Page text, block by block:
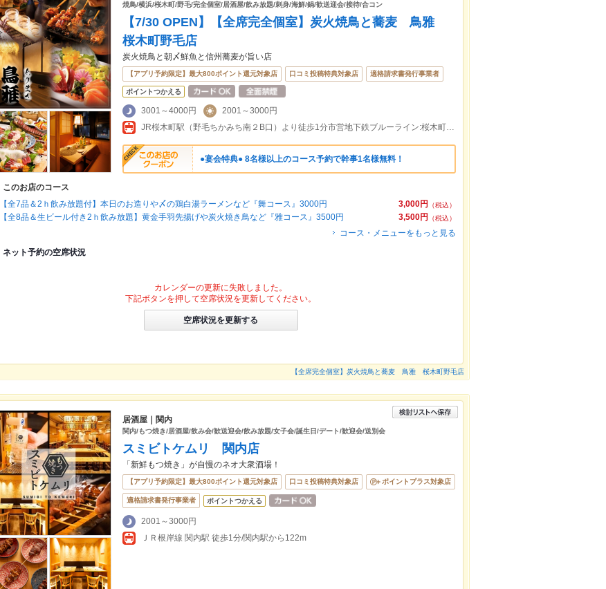
焼鳥/横浜/桜木町/野毛/完全個室/居酒屋/飲み放題/刺身/海鮮/鍋/歓送迎会/接待/合コン
【7/30 OPEN】【全席完全個室】炭火焼鳥と蕎麦 鳥雅
桜木町野毛店
炭火焼鳥と朝〆鮮魚と信州蕎麦が旨い店
【アプリ予約限定】最大800ポイント還元対象店 口コミ投稿特典対象店 適格請求書発行事業者
ポイントつかえる
3001～4000円
2001～3000円
JR桜木町駅（野毛ちかみち南２B口）より徒歩1分市営地下鉄ブルーライン:桜木町駅（野毛ちかみち南２B口）より徒歩1分
●宴会特典● 8名様以上のコース予約で幹事1名様無料！
このお店のコース
3,000円
（税込）
【全7品＆2ｈ飲み放題付】本日のお造りや〆の鶏白湯ラーメンなど『舞コース』3000円
3,500円
（税込）
【全8品＆生ビール付き2ｈ飲み放題】黄金手羽先揚げや炭火焼き鳥など『雅コース』3500円
コース・メニューをもっと見る
ネット予約の空席状況
カレンダーの更新に失敗しました。
下記ボタンを押して空席状況を更新してください。
空席状況を更新する
【全席完全個室】炭火焼鳥と蕎麦 鳥雅 桜木町野毛店
居酒屋｜関内
関内/もつ焼き/居酒屋/飲み会/歓送迎会/飲み放題/女子会/誕生日/デート/歓迎会/送別会
スミビトケムリ 関内店
「新鮮もつ焼き」が自慢のネオ大衆酒場！
【アプリ予約限定】最大800ポイント還元対象店 口コミ投稿特典対象店 ポイントプラス対象店
適格請求書発行事業者 ポイントつかえる
2001～3000円
ＪＲ根岸線 関内駅 徒歩1分/関内駅から122m